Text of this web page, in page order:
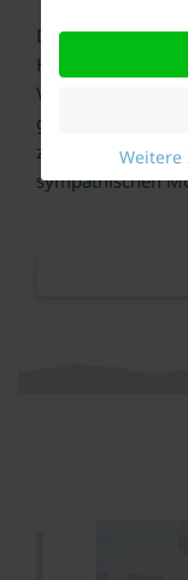
Die in
Handelskammer
Veranstaltung
geführten
zukünftige
sympathischen